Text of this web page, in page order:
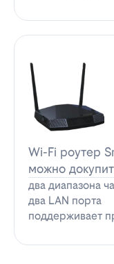
Wi-Fi роутер
можно
два диапазона
два LAN порта
поддерживает